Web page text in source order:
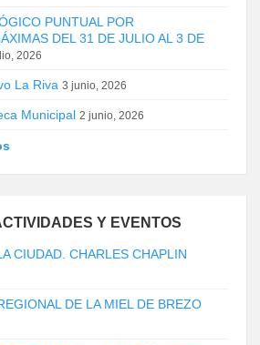
PUNTUAL POR
DEL 31 DE JULIO AL 3 DE
2026
La Riva 3 junio, 2026
Municipal 2 junio, 2026
Y EVENTOS
CIUDAD. CHARLES CHAPLIN
DE LA MIEL DE BREZO